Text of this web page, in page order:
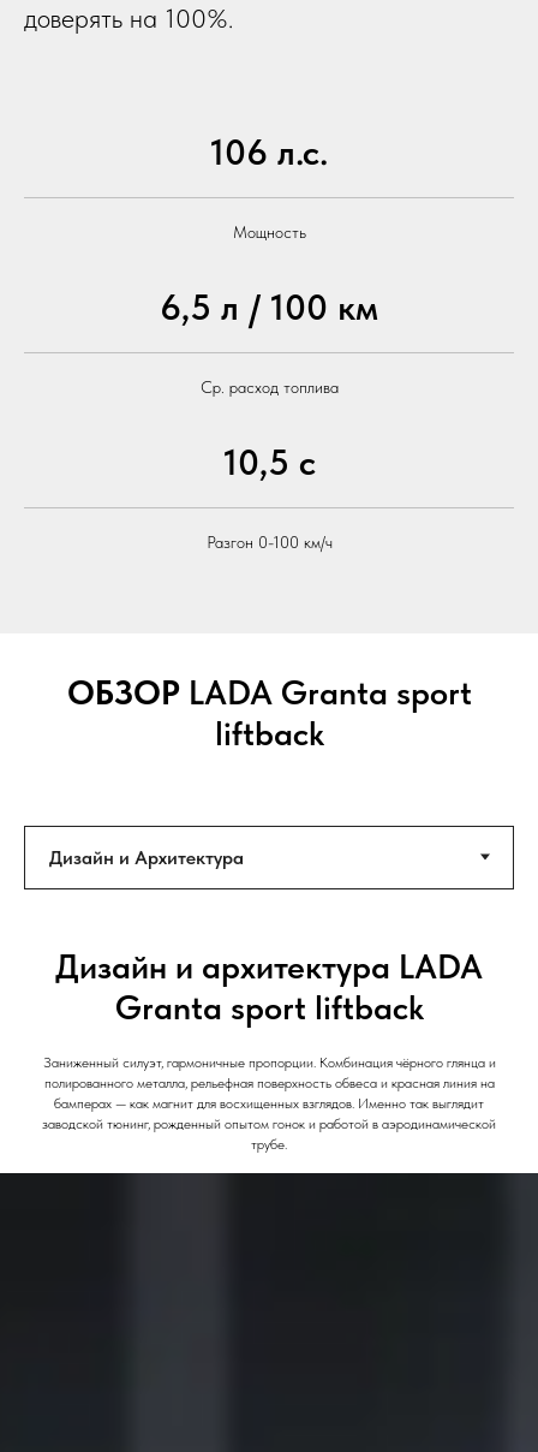
доверять на 100%.
106 л.с.
Мощность
6,5 л / 100 км
Ср. расход топлива
10,5 с
Разгон 0-100 км/ч
ОБЗОР LADA Granta sport
liftback
Дизайн и архитектура LADA
Granta sport liftback
Заниженный силуэт, гармоничные пропорции. Комбинация чёрного глянца и
полированного металла, рельефная поверхность обвеса и красная линия на
бамперах — как магнит для восхищенных взглядов. Именно так выглядит
заводской тюнинг, рожденный опытом гонок и работой в аэродинамической
трубе.